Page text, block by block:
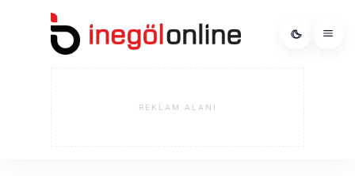
REKLAM ALANI